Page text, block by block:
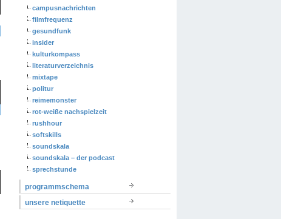
campusnachrichten
filmfrequenz
gesundfunk
insider
kulturkompass
literaturverzeichnis
mixtape
politur
reimemonster
rot-weiße nachspielzeit
rushhour
softskills
soundskala
soundskala – der podcast
sprechstunde
programmschema
unsere netiquette